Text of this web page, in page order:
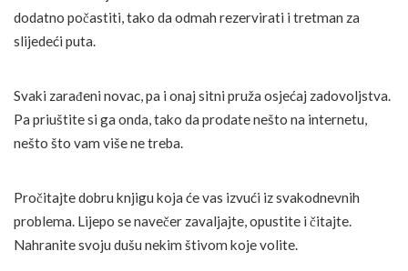
dodatno počastiti, tako da odmah rezervirati i tretman za
slijedeći puta.
Svaki zarađeni novac, pa i onaj sitni pruža osjećaj zadovoljstva.
Pa priuštite si ga onda, tako da prodate nešto na internetu,
nešto što vam više ne treba.
Pročitajte dobru knjigu koja će vas izvući iz svakodnevnih
problema. Lijepo se navečer zavaljajte, opustite i čitajte.
Nahranite svoju dušu nekim štivom koje volite.